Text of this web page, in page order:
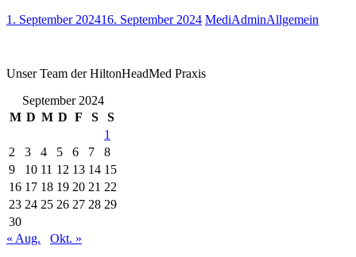
1. September 202416. September 2024 MediAdminAllgemein
Unser Team der HiltonHeadMed Praxis
September 2024
M D M D F S
S
1
2
3 4 5 6 7
8
9
10 11 12 13 14 15
16 17 18 19 20 21 22
23 24 25 26 27 28 29
30
« Aug.
Okt. »